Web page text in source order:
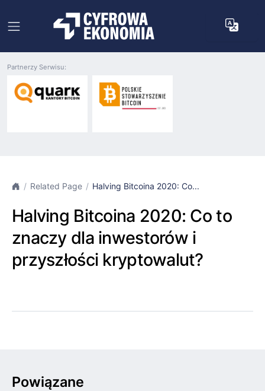
Partnerzy Serwisu:
Related Page Halving Bitcoina 2020: Co...
Halving Bitcoina 2020: Co to
znaczy dla inwestorów i
przyszłości kryptowalut?
Powiązane